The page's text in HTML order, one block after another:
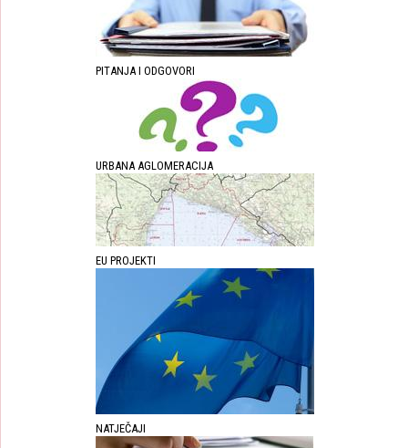
PITANJA I ODGOVORI
URBANA AGLOMERACIJA
EU PROJEKTI
NATJEČAJI